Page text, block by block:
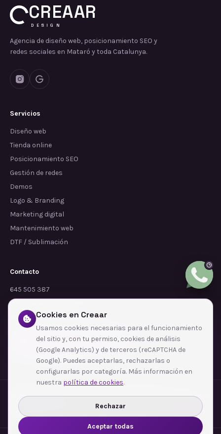
CREAAR
DESIGN
Agencia de diseño web, posicionamiento SEO y
redes sociales en Mataró y toda Catalunya.
Servicios
Diseño web
Tienda online
Posicionamiento SEO
Gestión de redes
Demos
Logo & Branding
Marketing digital
Mantenimiento web
DTF / Sublimación
Contacto
645 505 387
info@dependalium.com
Mataró (Barcelona)
Déjanos tu reseña en Google
Zonas de cobertura·Barcelona·L'Hospitalet de Llobregat·Terrassa·Badalona
Sabadell
Santa Coloma de Gramenet
Ver todas las zonas →
Cookies en Creaar
Usamos cookies necesarias para el funcionamiento
del sitio y, con tu permiso, cookies de análisis
(Google Analytics) y de terceros (reCAPTCHA de
Google). Puedes aceptarlas, rechazarlas o
configurarlas por categoría. Más información en
nuestra política de cookies.
Rechazar
Aceptar todas